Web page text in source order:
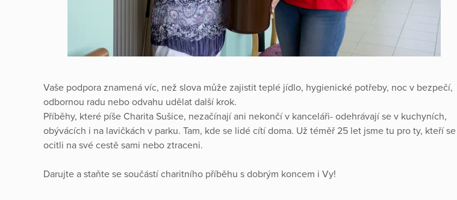
Vaše podpora znamená víc, než slova může zajistit teplé jídlo, hygienické potřeby, noc v bezpečí,
odbornou radu nebo odvahu udělat další krok.
Příběhy, které píše Charita Sušice, nezačínají ani nekončí v kanceláři- odehrávají se v kuchyních,
obývácích i na lavičkách v parku. Tam, kde se lidé cítí doma. Už téměř 25 let jsme tu pro ty, kteří se
ocitli na své cestě sami nebo ztraceni.
Darujte a staňte se součástí charitního příběhu s dobrým koncem i Vy!